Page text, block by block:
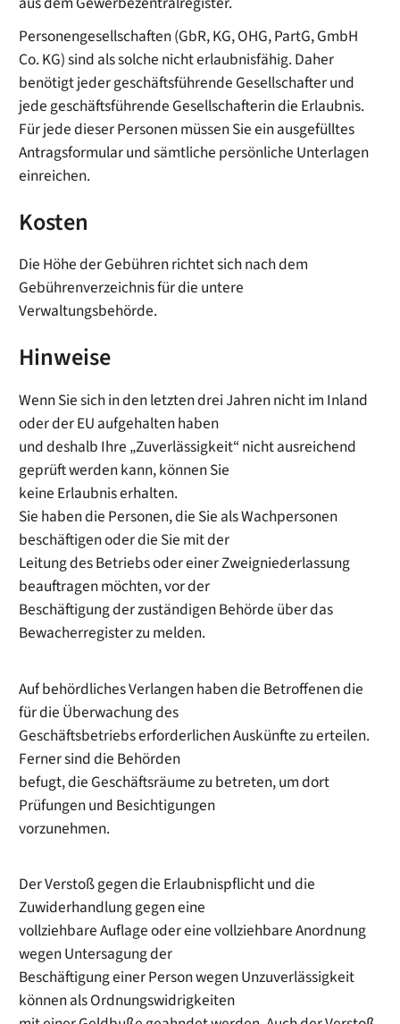
Personengesellschaften (GbR, KG, OHG, PartG, GmbH
Co. KG) sind als solche nicht erlaubnisfähig. Daher
benötigt jeder geschäftsführende Gesellschafter und
jede geschäftsführende Gesellschafterin die Erlaubnis.
Für jede dieser Personen müssen Sie ein ausgefülltes
Antragsformular und sämtliche persönliche Unterlagen
einreichen.
Kosten
Die Höhe der Gebühren richtet sich nach dem
Gebührenverzeichnis für die untere
Verwaltungsbehörde.
Hinweise
Wenn Sie sich in den letzten drei Jahren nicht im Inland
oder der EU aufgehalten haben
und deshalb Ihre „Zuverlässigkeit“ nicht ausreichend
geprüft werden kann, können Sie
keine Erlaubnis erhalten.
Sie haben die Personen, die Sie als Wachpersonen
beschäftigen oder die Sie mit der
Leitung des Betriebs oder einer Zweigniederlassung
beauftragen möchten, vor der
Beschäftigung der zuständigen Behörde über das
Bewacherregister zu melden.
Auf behördliches Verlangen haben die Betroffenen die
für die Überwachung des
Geschäftsbetriebs erforderlichen Auskünfte zu erteilen.
Ferner sind die Behörden
befugt, die Geschäftsräume zu betreten, um dort
Prüfungen und Besichtigungen
vorzunehmen.
Der Verstoß gegen die Erlaubnispflicht und die
Zuwiderhandlung gegen eine
vollziehbare Auflage oder eine vollziehbare Anordnung
wegen Untersagung der
Beschäftigung einer Person wegen Unzuverlässigkeit
können als Ordnungswidrigkeiten